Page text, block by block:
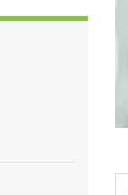
leiten
auf
und die